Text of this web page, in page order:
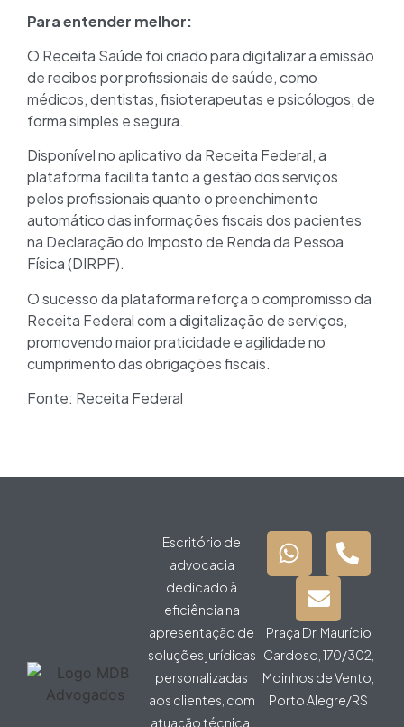
Para entender melhor:
O Receita Saúde foi criado para digitalizar a emissão
de recibos por profissionais de saúde, como
médicos, dentistas, fisioterapeutas e psicólogos, de
forma simples e segura.
Disponível no aplicativo da Receita Federal, a
plataforma facilita tanto a gestão dos serviços
pelos profissionais quanto o preenchimento
automático das informações fiscais dos pacientes
na Declaração do Imposto de Renda da Pessoa
Física (DIRPF).
O sucesso da plataforma reforça o compromisso da
Receita Federal com a digitalização de serviços,
promovendo maior praticidade e agilidade no
cumprimento das obrigações fiscais.
Fonte: Receita Federal
Escritório de
advocacia
dedicado à
eficiência na
apresentação de
soluções jurídicas
personalizadas
aos clientes, com
atuação técnica,
Praça Dr. Maurício
Cardoso, 170/302,
Moinhos de Vento,
Porto Alegre/RS